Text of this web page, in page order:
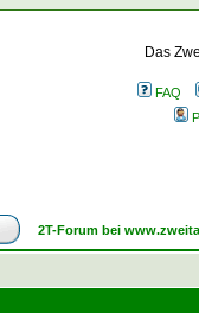
Das
FAQ
2T-Forum bei